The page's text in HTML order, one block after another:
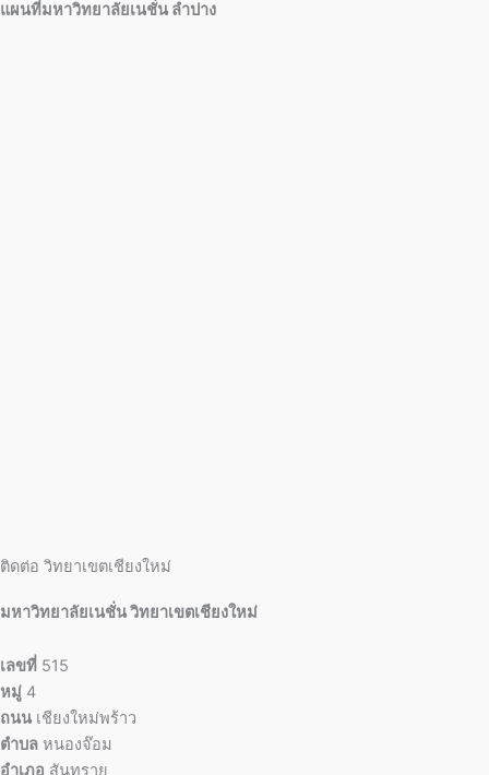
แผนที่มหาวิทยาลัยเนชั่น ลำปาง
ติดต่อ วิทยาเขตเชียงใหม่
มหาวิทยาลัยเนชั่น วิทยาเขตเชียงใหม่
เลขที่ 515
หมู่ 4
ถนน เชียงใหม่พร้าว
ตำบล หนองจ๊อม